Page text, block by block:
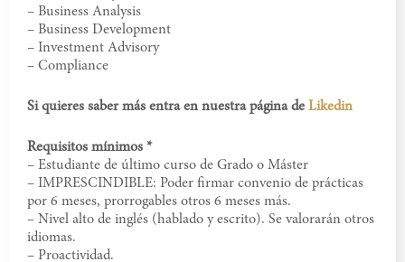
– Business Analysis
– Business Development
– Investment Advisory
– Compliance
Si quieres saber más entra en nuestra página de Likedin
Requisitos mínimos *
– Estudiante de último curso de Grado o Máster
– IMPRESCINDIBLE: Poder firmar convenio de prácticas
por 6 meses, prorrogables otros 6 meses más.
– Nivel alto de inglés (hablado y escrito). Se valorarán otros
idiomas.
– Proactividad.